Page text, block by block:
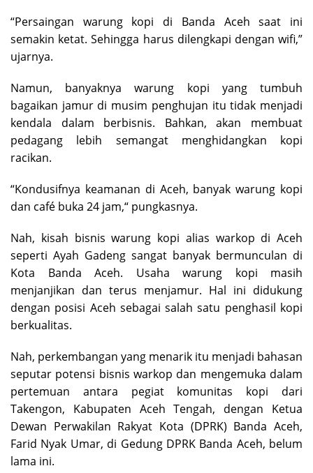
“Persaingan warung kopi di Banda Aceh saat ini
semakin ketat. Sehingga harus dilengkapi dengan wifi,”
ujarnya.
Namun, banyaknya warung kopi yang tumbuh
bagaikan jamur di musim penghujan itu tidak menjadi
kendala dalam berbisnis. Bahkan, akan membuat
pedagang lebih semangat menghidangkan kopi
racikan.
“Kondusifnya keamanan di Aceh, banyak warung kopi
dan café buka 24 jam,“ pungkasnya.
Nah, kisah bisnis warung kopi alias warkop di Aceh
seperti Ayah Gadeng sangat banyak bermunculan di
Kota Banda Aceh. Usaha warung kopi masih
menjanjikan dan terus menjamur. Hal ini didukung
dengan posisi Aceh sebagai salah satu penghasil kopi
berkualitas.
Nah, perkembangan yang menarik itu menjadi bahasan
seputar potensi bisnis warkop dan mengemuka dalam
pertemuan antara pegiat komunitas kopi dari
Takengon, Kabupaten Aceh Tengah, dengan Ketua
Dewan Perwakilan Rakyat Kota (DPRK) Banda Aceh,
Farid Nyak Umar, di Gedung DPRK Banda Aceh, belum
lama ini.